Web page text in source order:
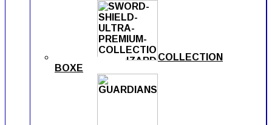
COLLECTION
BOXE